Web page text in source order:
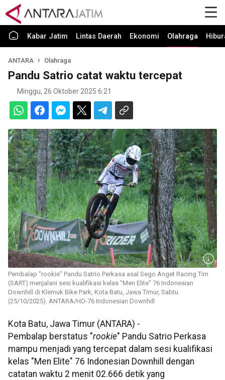
Kabar Jatim Lintas Daerah Ekonomi Olahraga
ANTARA Olahraga
Pandu Satrio catat waktu tercepat
Minggu, 26 Oktober 2025 6:21
Pembalap "rookie" Pandu Satrio Perkasa asal Sego Anget Racing Tim
(SART) menjalani sesi kualifikasi kelas "Men Elite" 76 Indonesian
Downhill di Klemuk Bike Park, Kota Batu, Jawa Timur, Sabtu
(25/10/2025). ANTARA/HO-76 Indonesian Downhill
Kota Batu, Jawa Timur (ANTARA) -
Pembalap berstatus "rookie" Pandu Satrio Perkasa
mampu menjadi yang tercepat dalam sesi kualifikasi
kelas "Men Elite" 76 Indonesian Downhill dengan
catatan waktu 2 menit 02.666 detik yang